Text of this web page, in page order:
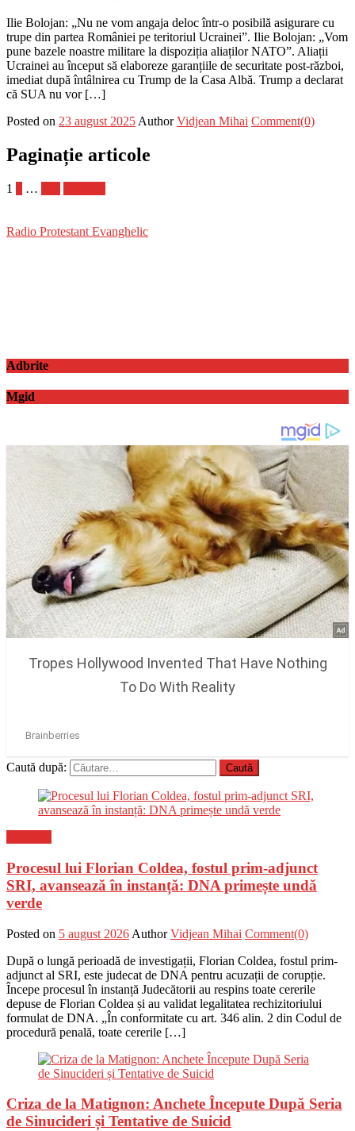
Ilie Bolojan: „Nu ne vom angaja deloc într-o posibilă asigurare cu
trupe din partea României pe teritoriul Ucrainei”. Ilie Bolojan: „Vom
pune bazele noastre militare la dispoziția aliaților NATO”. Aliații
Ucrainei au început să elaboreze garanțiile de securitate post-război,
imediat după întâlnirea cu Trump de la Casa Albă. Trump a declarat
că SUA nu vor […]
Posted on 23 august 2025 Author Vidjean Mihai Comment(0)
Paginație articole
1 …
Radio Protestant Evanghelic
Adbrite
Mgid
Caută după:
Procesul lui Florian Coldea, fostul prim-adjunct
SRI, avansează în instanță: DNA primește undă
verde
Posted on 5 august 2026 Author Vidjean Mihai Comment(0)
După o lungă perioadă de investigații, Florian Coldea, fostul prim-
adjunct al SRI, este judecat de DNA pentru acuzații de corupție.
Începe procesul în instanță Judecătorii au respins toate cererile
depuse de Florian Coldea și au validat legalitatea rechizitoriului
formulat de DNA. „În conformitate cu art. 346 alin. 2 din Codul de
procedură penală, toate cererile […]
Criza de la Matignon: Anchete Începute După Seria
de Sinucideri și Tentative de Suicid